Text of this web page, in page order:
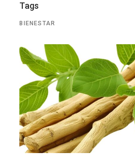
Tags
BIENESTAR